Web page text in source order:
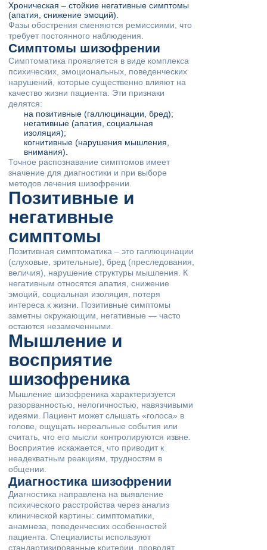
Хроническая – стойкие негативные симптомы
(апатия, снижение эмоций).
Фазы обострения сменяются ремиссиями, что
требует постоянного наблюдения.
Симптомы шизофрении
Симптоматика проявляется в виде комплекса
психических, эмоциональных, поведенческих
нарушений, которые существенно влияют на
качество жизни пациента. Эти признаки
делятся:
на позитивные (галлюцинации, бред);
негативные (апатия, социальная
изоляция);
когнитивные (нарушения мышления,
внимания).
Точное распознавание симптомов имеет
значение для диагностики и при выборе
методов лечения шизофрении.
Позитивные и
негативные
симптомы
Позитивная симптоматика – это галлюцинации
(слуховые, зрительные), бред (преследования,
величия), нарушение структуры мышления. К
негативным относятся апатия, снижение
эмоций, социальная изоляция, потеря
интереса к жизни. Позитивные симптомы
заметны окружающим, негативные — часто
остаются незамеченными.
Мышление и
восприятие
шизофреника
Мышление шизофреника характеризуется
разорванностью, нелогичностью, навязчивыми
идеями. Пациент может слышать «голоса» в
голове, ощущать нереальные события или
считать, что его мысли контролируются извне.
Восприятие искажается, что приводит к
неадекватным реакциям, трудностям в
общении.
Диагностика шизофрении
Диагностика направлена на выявление
психического расстройства через анализ
клинической картины: симптоматики,
анамнеза, поведенческих особенностей
пациента. Специалисты используют
стандартизированные критерии, проводят